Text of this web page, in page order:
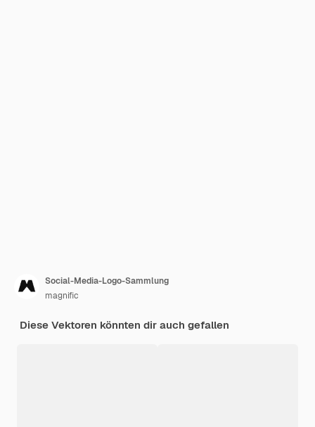
Social-Media-Logo-Sammlung
magnific
Diese Vektoren könnten dir auch gefallen